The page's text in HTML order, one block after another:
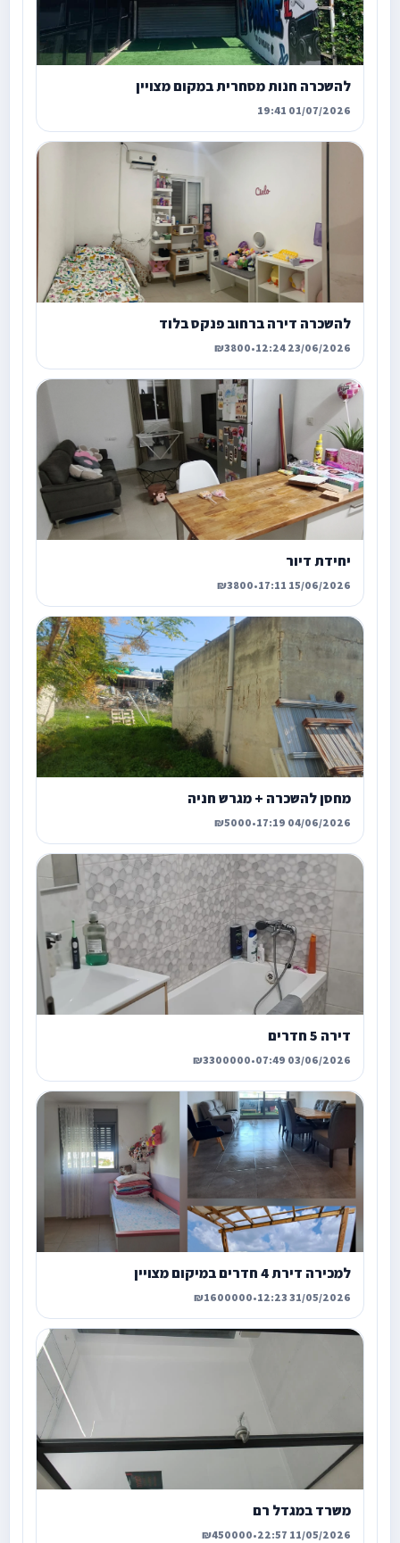
להשכרה חנות מסחרית במקום מצויין
01/07/2026 19:41
להשכרה דירה ברחוב פנקס בלוד
23/06/2026 12:24
•
₪3800
יחידת דיור
15/06/2026 17:11
•
₪3800
מחסן להשכרה + מגרש חניה
04/06/2026 17:19
•
₪5000
דירה 5 חדרים
03/06/2026 07:49
•
₪3300000
למכירה דירת 4 חדרים במיקום מצויין
31/05/2026 12:23
•
₪1600000
משרד במגדל רם
11/05/2026 22:57
•
₪450000